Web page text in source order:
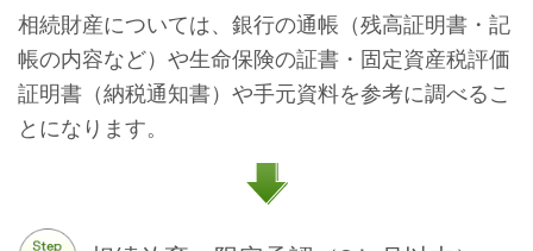
相続財産については、銀行の通帳（残高証明書・記
帳の内容など）や生命保険の証書・固定資産税評価
証明書（納税通知書）や手元資料を参考に調べるこ
とになります。